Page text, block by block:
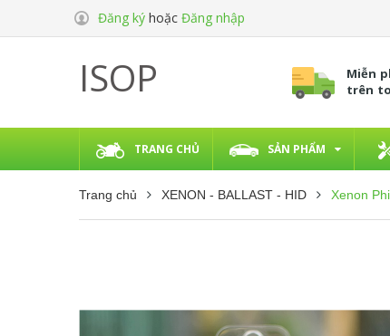
Đăng ký hoặc Đăng nhập
ISOP
Miễn
trên
TRANG CHỦ SẢN PHẨM
Trang chủ XENON - BALLAST - HID Xenon